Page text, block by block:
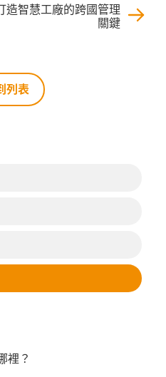
造智慧工廠的跨國管理
關鍵
列表
裡？